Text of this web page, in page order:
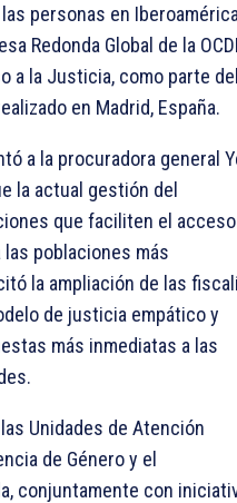
personas en
Redonda Global de la
a la Justicia, como parte
en Madrid, España.
a la procuradora general
la actual gestión del
que faciliten el
poblaciones más
la ampliación de las
de justicia empático y
más inmediatas a las
Unidades de Atención
de Género y el
conjuntamente con